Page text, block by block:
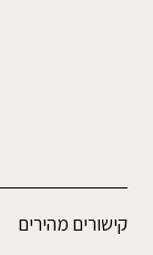
קישורים מהירים